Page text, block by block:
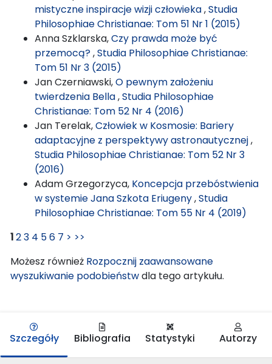
mistyczne inspiracje wizji człowieka,Studia
Philosophiae Christianae: Tom 51 Nr 1 (2015)
Anna Szklarska,Czy prawda może być
przemocą?,Studia Philosophiae Christianae:
Tom 51 Nr 3 (2015)
Jan Czerniawski,O pewnym założeniu
twierdzenia Bella,Studia Philosophiae
Christianae: Tom 52 Nr 4 (2016)
Jan Terelak,Człowiek w Kosmosie: Bariery
adaptacyjne z perspektywy astronautycznej,
Studia Philosophiae Christianae: Tom 52 Nr 3
(2016)
Adam Grzegorzyca, Koncepcja przebóstwienia
w systemie Jana Szkota Eriugeny,Studia
Philosophiae Christianae: Tom 55 Nr 4 (2019)
123 4 56 7 > >>
Możesz również Rozpocznij zaawansowane
wyszukiwanie podobieństwdla tego artykułu.
Szczegóły Bibliografia Statystyki Autorzy